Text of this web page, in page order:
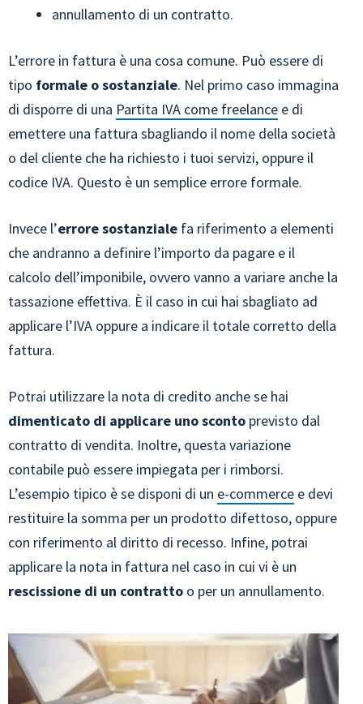
annullamento di un contratto.
L’errore in fattura è una cosa comune. Può essere di
tipo formale o sostanziale. Nel primo caso immagina
di disporre di una Partita IVA come freelance e di
emettere una fattura sbagliando il nome della società
o del cliente che ha richiesto i tuoi servizi, oppure il
codice IVA. Questo è un semplice errore formale.
Invece l’errore sostanziale fa riferimento a elementi
che andranno a definire l’importo da pagare e il
calcolo dell’imponibile, ovvero vanno a variare anche la
tassazione effettiva. È il caso in cui hai sbagliato ad
applicare l’IVA oppure a indicare il totale corretto della
fattura.
Potrai utilizzare la nota di credito anche se hai
dimenticato di applicare uno sconto previsto dal
contratto di vendita. Inoltre, questa variazione
contabile può essere impiegata per i rimborsi.
L’esempio tipico è se disponi di un e-commerce e devi
restituire la somma per un prodotto difettoso, oppure
con riferimento al diritto di recesso. Infine, potrai
applicare la nota in fattura nel caso in cui vi è un
rescissione di un contratto o per un annullamento.